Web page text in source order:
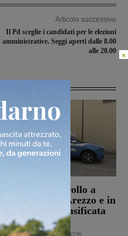
Articolo successivo
Il Pd sceglie i candidati per le elezioni
amministrative. Seggi aperti dalle 8.00
alle 20.00
Servizi di controllo a
Montevarchi, Arezzo e in
provincia: intensificata
l’attività
×